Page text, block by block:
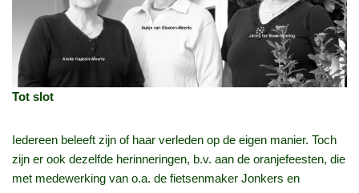
Tot slot
Iedereen beleeft zijn of haar verleden op de eigen manier. Toch
zijn er ook dezelfde herinneringen, b.v. aan de oranjefeesten, die
met medewerking van o.a. de fietsenmaker Jonkers en